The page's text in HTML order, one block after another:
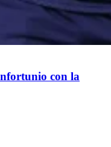
con la